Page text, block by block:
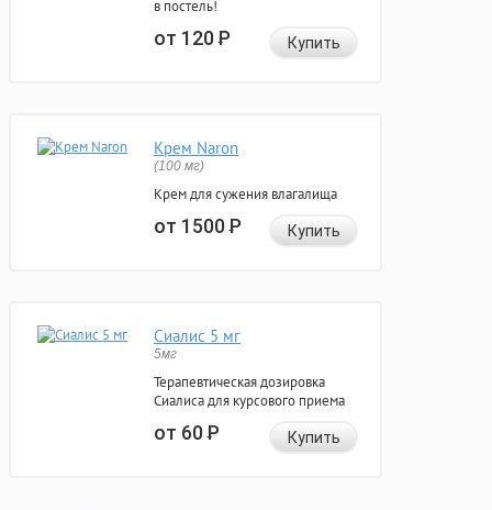
в постель!
от 120Р Купить
Крем Naron
(100 мг)
Крем для сужения влагалища
от 1500Р Купить
Сиалис 5 мг
5мг
Терапевтическая дозировка
Сиалиса для курсового приема
от 60Р Купить